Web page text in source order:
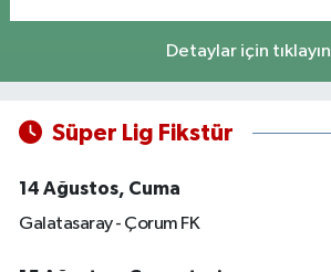
Detaylar için tıklayın
Süper Lig Fikstür
14 Ağustos, Cuma
Galatasaray - Çorum FK